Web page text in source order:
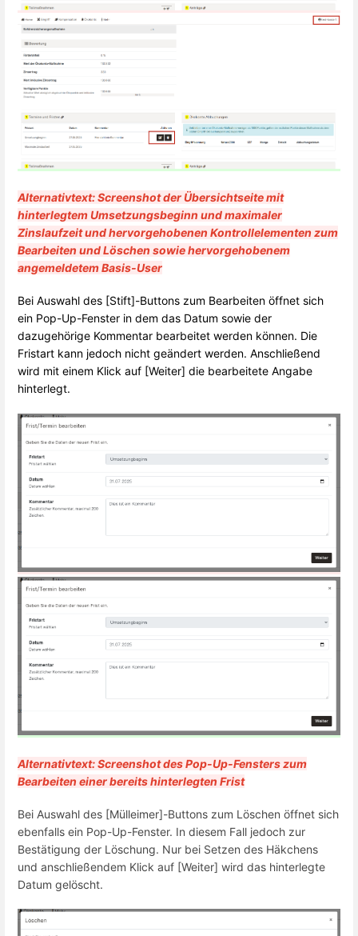
Alternativtext: Screenshot der Übersichtseite mit
hinterlegtem Umsetzungsbeginn und maximaler
Zinslaufzeit und hervorgehobenen Kontrollelementen zum
Bearbeiten und Löschen sowie hervorgehobenem
angemeldetem Basis-User
Bei Auswahl des [Stift]-Buttons zum Bearbeiten öffnet sich
ein Pop-Up-Fenster in dem das Datum sowie der
dazugehörige Kommentar bearbeitet werden können. Die
Fristart kann jedoch nicht geändert werden. Anschließend
wird mit einem Klick auf [Weiter] die bearbeitete Angabe
hinterlegt.
Alternativtext: Screenshot des Pop-Up-Fensters zum
Bearbeiten einer bereits hinterlegten Frist
Bei Auswahl des [Mülleimer]-Buttons zum Löschen öffnet sich
ebenfalls ein Pop-Up-Fenster. In diesem Fall jedoch zur
Bestätigung der Löschung. Nur bei Setzen des Häkchens
und anschließendem Klick auf [Weiter] wird das hinterlegte
Datum gelöscht.